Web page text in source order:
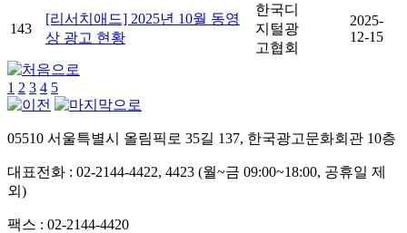
143
[리서치애드] 2025년 10월 동영
상 광고 현황
한국디
지털광
고협회
2025-
12-15
1 2 3 4 5
05510 서울특별시 올림픽로 35길 137, 한국광고문화회관 10층
대표전화 : 02-2144-4422, 4423 (월~금 09:00~18:00, 공휴일 제
외)
팩스 : 02-2144-4420